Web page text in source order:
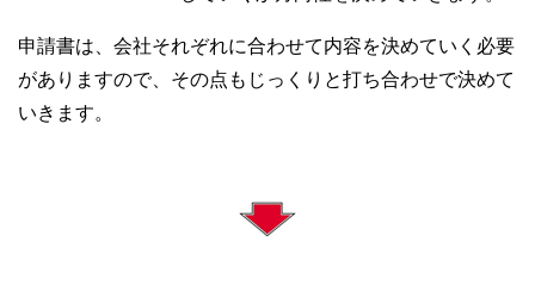
申請書は、会社それぞれに合わせて内容を決めていく必要
がありますので、その点もじっくりと打ち合わせで決めて
いきます。